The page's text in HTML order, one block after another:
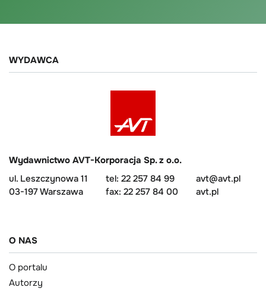
WYDAWCA
Wydawnictwo AVT-Korporacja Sp. z o.o.
ul. Leszczynowa 11
03-197 Warszawa
tel: 22 257 84 99
fax: 22 257 84 00
avt@avt.pl
avt.pl
O NAS
O portalu
Autorzy